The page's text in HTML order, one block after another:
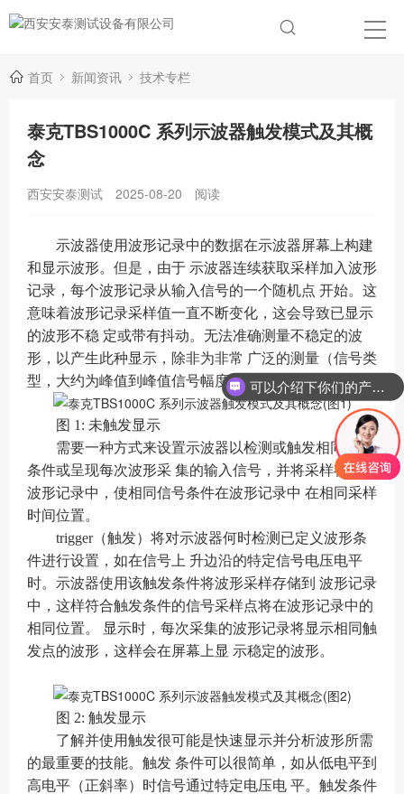
首页 新闻资讯 技术专栏
泰克TBS1000C 系列示波器触发模式及其概
念
西安安泰测试 2025-08-20 阅读
示波器使用波形记录中的数据在示波器屏幕上构建
和显示波形。但是，由于 示波器连续获取采样加入波形
记录，每个波形记录从输入信号的一个随机点 开始。这
意味着波形记录采样值一直不断变化，这会导致已显示
的波形不稳 定或带有抖动。无法准确测量不稳定的波
形，以产生此种显示，除非为非常 广泛的测量（信号类
型，大约为峰值到峰值信号幅度）。
图 1: 未触发显示
需要一种方式来设置示波器以检测或触发相同信号
条件或呈现每次波形采 集的输入信号，并将采样存储在
波形记录中，使相同信号条件在波形记录中 在相同采样
时间位置。
trigger（触发）将对示波器何时检测已定义波形条
件进行设置，如在信号上 升边沿的特定信号电压电平
时。示波器使用该触发条件将波形采样存储到 波形记录
中，这样符合触发条件的信号采样点将在波形记录中的
相同位置。 显示时，每次采集的波形记录将显示相同触
发点的波形，这样会在屏幕上显 示稳定的波形。
图 2: 触发显示
了解并使用触发很可能是快速显示并分析波形所需
的最重要的技能。触发 条件可以很简单，如从低电平到
高电平（正斜率）时信号通过特定电压电 平。触发条件
可以介绍下你们的产品么？